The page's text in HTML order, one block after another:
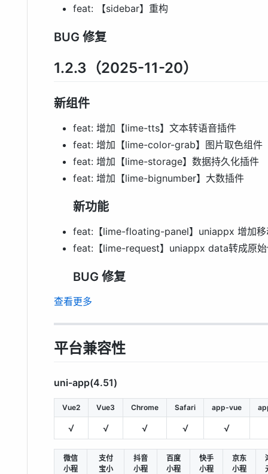
feat: 【sidebar】重构
BUG 修复
1.2.3（2025-11-20）
新组件
feat: 增加【lime-tts】文本转语音插件
feat: 增加【lime-color-grab】图片取色组件
feat: 增加【lime-storage】数据持久化插件
feat: 增加【lime-bignumber】大数插件
新功能
feat:【lime-floating-panel】uniappx 增加移
feat:【lime-request】uniappx data转成原
BUG 修复
查看更多
平台兼容性
uni-app(4.51)
Vue2 Vue3 Chrome Safari app-vue
√ √ √ √ √
微信
小程
支付
宝小
抖音
小程
百度
小程
快手
小程
京东
小程